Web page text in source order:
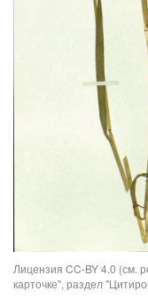
Лицензия CC-BY 4.0 (см.
карточке", раздел